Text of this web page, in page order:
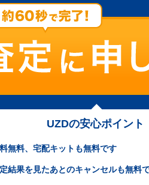
UZDの安心ポイント
無料、宅配キットも無料です
結果を見たあとのキャンセルも無料